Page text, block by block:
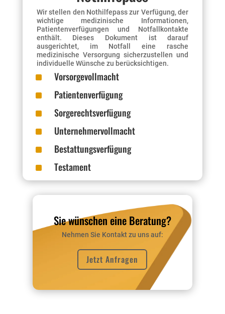
Wir stellen den Nothilfepass zur Verfügung, der
wichtige medizinische Informationen,
Patientenverfügungen und Notfallkontakte
enthält. Dieses Dokument ist darauf
ausgerichtet, im Notfall eine rasche
medizinische Versorgung sicherzustellen und
individuelle Wünsche zu berücksichtigen.
^ Vorsorgevollmacht
^ Patientenverfügung
^ Sorgerechtsverfügung
^ Unternehmervollmacht
^ Bestattungsverfügung
^ Testament
Sie wünschen eine Beratung?
Nehmen Sie Kontakt zu uns auf:
Jetzt Anfragen